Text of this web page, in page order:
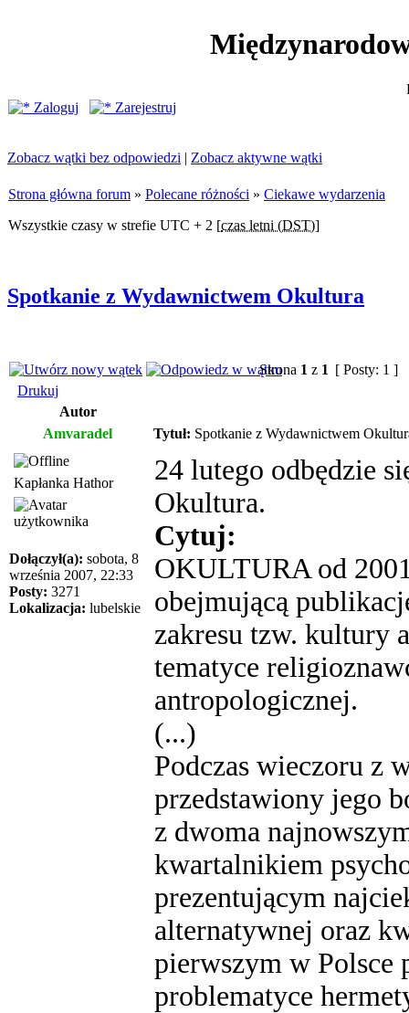
Zaloguj
Zarejestruj
Zobacz wątki bez odpowiedzi | Zobacz aktywne wątki
Strona główna forum » Polecane różności » Ciekawe wydarzenia
Wszystkie czasy w strefie UTC + 2 [czas letni (DST)]
Spotkanie z Wydawnictwem Okultura
Strona 1 z 1 [ Posty: 1 ]
Drukuj
Autor
Amvaradel
Tytuł: Spotkanie z Wydawnictwem
Kapłanka Hathor
Dołączył(a): sobota, 8
września 2007, 22:33
Posty: 3271
Lokalizacja: lubelskie
24 lutego odbędzie
Okultura.
Cytuj:
OKULTURA od
obejmującą
zakresu tzw. kultury
tematyce
antropologicznej.
(...)
Podczas wieczoru z
przedstawiony jego
z dwoma
kwartalnikiem
prezentującym
alternatywnej oraz
pierwszym w Polsce
problematyce